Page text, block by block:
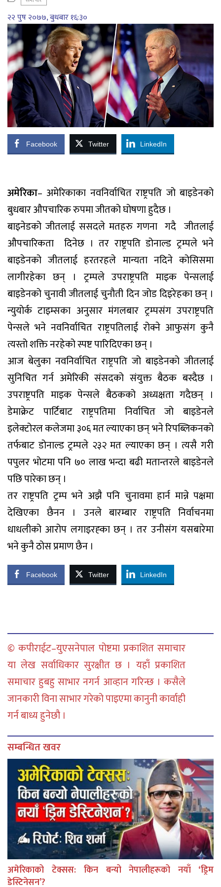
२२ पुष २०७७, बुधबार १६:३०
Facebook Twitter LinkedIn
अमेरिका– अमेरिकाका नवनिर्वाचित राष्ट्रपति जो बाइडेनको
बुधबार औपचारिक रुपमा जीतको घोषणा हुदैछ ।
बाइनेडको जीतलाई ससदले मतहरु गणना गदै जीतलाई
औपचारिकता दिनेछ । तर राष्ट्रपति डोनाल्ड ट्रम्पले भने
बाइडेनको जीतलाई हरतरहले मान्यता नदिने कोसिसमा
लागीरहेका छन् । ट्रम्पले उपराष्ट्रपति माइक पेन्सलाई
बाइडेनको चुनावी जीतलाई चुनौती दिन जोड दिइरेहका छन् ।
न्युयोर्क टाइम्सका अनुसार मंगलबार ट्रम्पसंग उपराष्ट्रपति
पेन्सले भने नवनिर्वाचित राष्ट्रपतिलाई रोक्ने आफुसंग कुनै
त्यस्तो शक्ति नरहेको स्पष्ट पारिदिएका छन् ।
आज बेलुका नवनिर्वाचित राष्ट्रपति जो बाइडेनको जीतलाई
सुनिचित गर्न अमेरिकी संसदको संयुक्त बैठक बस्दैछ ।
उपराष्ट्रपति माइक पेन्सले बैठकको अध्यक्षता गदैछन् ।
डेमाक्रेट पार्टिबाट राष्ट्रपतिमा निर्वाचित जो बाइडेनले
इलेक्टोरल कलेजमा ३०६ मत ल्याएका छन् भने रिपब्लिकनको
तर्फबाट डोनाल्ड ट्रम्पले २३२ मत ल्याएका छन् । त्यसै गरी
पपुलर भोटमा पनि ७० लाख भन्दा बढी मतान्तरले बाइडेनले
पछि पारेका छन् ।
तर राष्ट्रपति ट्रम्प भने अझै पनि चुनावमा हार्न मान्ने पक्षमा
देखिएका छैनन । उनले बारम्बार राष्ट्रपति निर्वाचनमा
धाधलीको आरोप लगाइरह्का छन् । तर उनीसंग यसबारेमा
भने कुनै ठोस प्रमाण छैन ।
Facebook Twitter LinkedIn
© कपीराईट–युएसनेपाल पोष्टमा प्रकाशित समाचार
या लेख सर्वाधिकार सुरक्षीत छ । यहाँ प्रकाशित
समाचार हुबहु साभार नगर्न आव्हान गरिन्छ । कसैले
जानकारी विना साभार गरेको पाइएमा कानुनी कार्वाही
गर्न बाध्य हुनेछौ ।
सम्बन्धित खवर
अमेरिकाको टेक्सस: किन बन्यो नेपालीहरूको नयाँ ‘ड्रिम
डेस्टिनेसन’?